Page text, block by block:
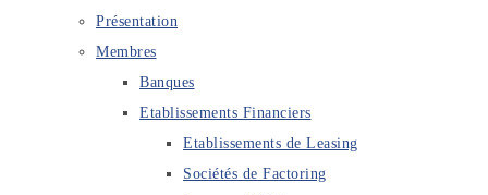
Présentation
Membres
Banques
Etablissements Financiers
Etablissements de Leasing
Sociétés de Factoring